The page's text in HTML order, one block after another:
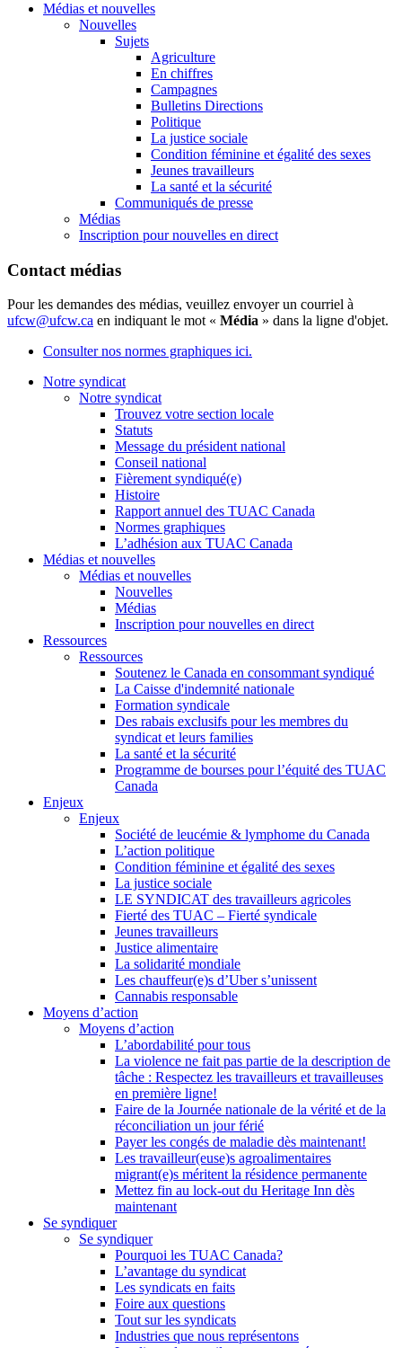
Médias et nouvelles
Nouvelles
Sujets
Agriculture
En chiffres
Campagnes
Bulletins Directions
Politique
La justice sociale
Condition féminine et égalité des sexes
Jeunes travailleurs
La santé et la sécurité
Communiqués de presse
Médias
Inscription pour nouvelles en direct
Contact médias
Pour les demandes des médias, veuillez envoyer un courriel à
ufcw@ufcw.ca en indiquant le mot « Média » dans la ligne d'objet.
Consulter nos normes graphiques ici.
Notre syndicat
Notre syndicat
Trouvez votre section locale
Statuts
Message du président national
Conseil national
Fièrement syndiqué(e)
Histoire
Rapport annuel des TUAC Canada
Normes graphiques
L’adhésion aux TUAC Canada
Médias et nouvelles
Médias et nouvelles
Nouvelles
Médias
Inscription pour nouvelles en direct
Ressources
Ressources
Soutenez le Canada en consommant syndiqué
La Caisse d'indemnité nationale
Formation syndicale
Des rabais exclusifs pour les membres du
syndicat et leurs families
La santé et la sécurité
Programme de bourses pour l’équité des TUAC
Canada
Enjeux
Enjeux
Société de leucémie & lymphome du Canada
L’action politique
Condition féminine et égalité des sexes
La justice sociale
LE SYNDICAT des travailleurs agricoles
Fierté des TUAC – Fierté syndicale
Jeunes travailleurs
Justice alimentaire
La solidarité mondiale
Les chauffeur(e)s d’Uber s’unissent
Cannabis responsable
Moyens d’action
Moyens d’action
L’abordabilité pour tous
La violence ne fait pas partie de la description de
tâche : Respectez les travailleurs et travailleuses
en première ligne!
Faire de la Journée nationale de la vérité et de la
réconciliation un jour férié
Payer les congés de maladie dès maintenant!
Les travailleur(euse)s agroalimentaires
migrant(e)s méritent la résidence permanente
Mettez fin au lock-out du Heritage Inn dès
maintenant
Se syndiquer
Se syndiquer
Pourquoi les TUAC Canada?
L’avantage du syndicat
Les syndicats en faits
Foire aux questions
Tout sur les syndicats
Industries que nous représentons